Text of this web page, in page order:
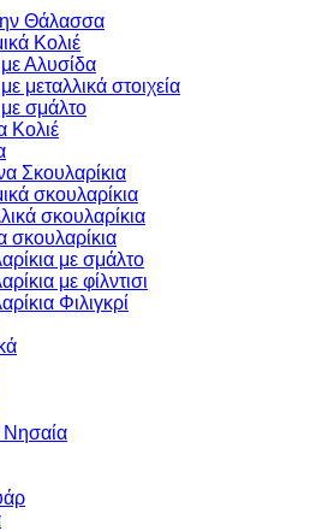
Θάλασσα
Κολιέ
με Αλυσίδα
μεταλλικά στοιχεία
με σμάλτο
Κολιέ
Σκουλαρίκια
σκουλαρίκια
σκουλαρίκια
σκουλαρίκια
με σμάλτο
με φίλντισι
Φιλιγκρί